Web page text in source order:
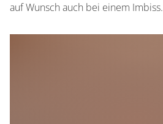
auf Wunsch auch bei einem Imbiss.